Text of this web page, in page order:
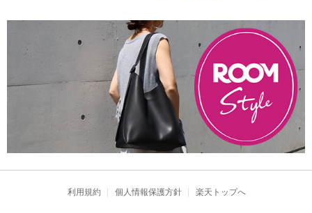
利用規約 個人情報保護方針 楽天トップへ